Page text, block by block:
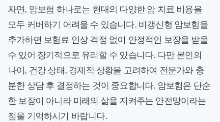
자면, 암보험 하나로는 현대의 다양한 암 치료 비용을
모두 커버하기 어려울 수 있습니다. 비갱신형 암보험을
추가하면 보험료 인상 걱정 없이 안정적인 보장을 받을
수 있어 장기적으로 유리할 수 있습니다. 다만 본인의
나이, 건강 상태, 경제적 상황을 고려하여 전문가와 충
분한 상담 후 결정하는 것이 중요합니다. 암보험은 단순
한 보장이 아니라 미래의 삶을 지켜주는 안전망이라는
점을 기억하시기 바랍니다.